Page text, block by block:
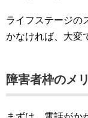
ライフステージの
かなければ、大変
障害者枠のメ